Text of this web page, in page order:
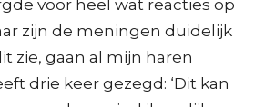
voor heel wat reacties op
zijn de meningen duidelijk
zie, gaan al mijn haren
drie keer gezegd: ‘Dit kan